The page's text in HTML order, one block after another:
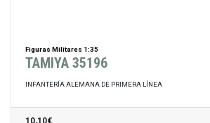
Figuras Militares 1:35
TAMIYA 35196
INFANTERÍA ALEMANA DE PRIMERA LÍNEA
10,10€